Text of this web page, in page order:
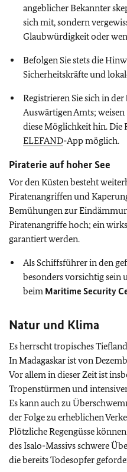
angeblicher Bekannter
sich mit, sondern
Glaubwürdigkeit oder
Befolgen Sie stets die
Sicherheitskräfte und
Registrieren Sie sich in der
Auswärtigen Amts; weisen
diese Möglichkeit hin. Die
ELEFAND-App möglich.
Piraterie auf hoher See
Vor den Küsten besteht
Piratenangriffen und
Bemühungen zur
Piratenangriffe hoch; ein
garantiert werden.
Als Schiffsführer in den
besonders vorsichtig sein
beim Maritime Security
Natur und Klima
Es herrscht tropisches
In Madagaskar ist von
Vor allem in dieser Zeit ist
Tropenstürmen und
Es kann auchzu
der Folge zu erheblichen
Plötzliche Regengüsse
des Isalo-Massivs schwere
die bereits Todesopfer